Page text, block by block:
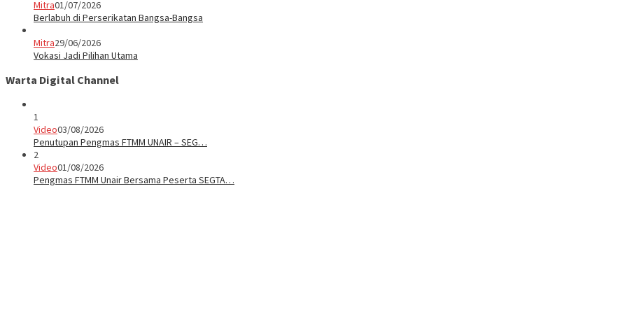
Mitra01/07/2026
Berlabuh di Perserikatan Bangsa-Bangsa
Mitra29/06/2026
Vokasi Jadi Pilihan Utama
Warta Digital Channel
1
Video03/08/2026
Penutupan Pengmas FTMM UNAIR – SEG…
2
Video01/08/2026
Pengmas FTMM Unair Bersama Peserta SEGTA…